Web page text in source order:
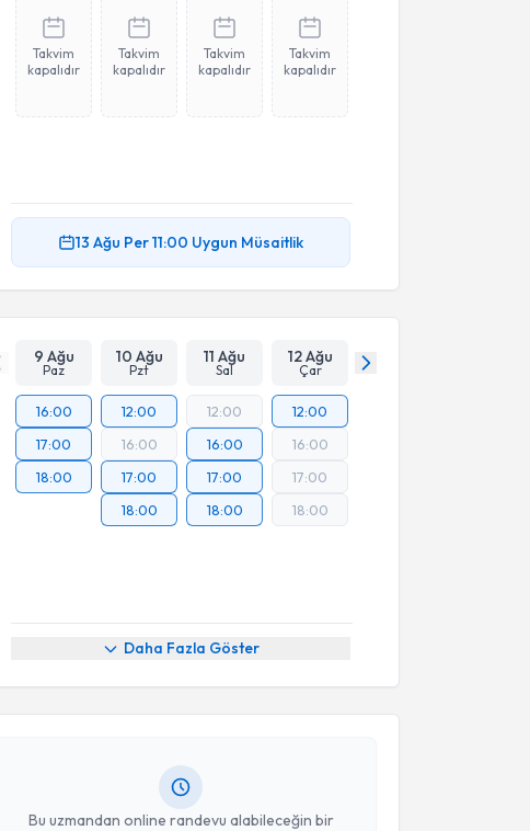
Takvim
kapalıdır
Takvim
kapalıdır
Takvim
kapalıdır
Takvim
kapalıdır
13 Ağu Per11:00 Uygun Müsaitlik
9 Ağu
Paz
10 Ağu
Pzt
11 Ağu
Sal
12 Ağu
Çar
16:00
17:00
18:00
12:00
16:00
17:00
18:00
12:00
16:00
17:00
18:00
12:00
16:00
17:00
18:00
Daha Fazla Göster
Bu uzmandan online randevu alabileceğin bir
Takvimi Talebi